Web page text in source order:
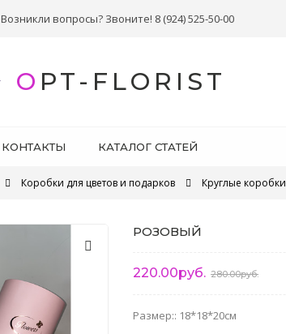
Возникли вопросы? Звоните! 8 (924) 525-50-00
OPT-FLORIST
КОНТАКТЫ КАТАЛОГ СТАТЕЙ
Коробки для цветов и подарков Круглые коробки
РОЗОВЫЙ
220.00руб. 280.00руб.
Размер:: 18*18*20см